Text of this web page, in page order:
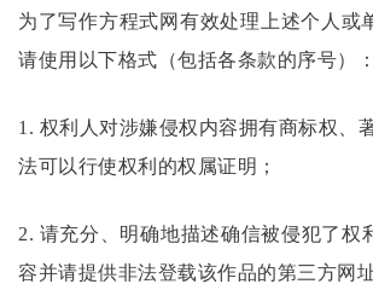
为了写作方程式网有效处理上述个人或
请使用以下格式（包括各条款的序号）：
1. 权利人对涉嫌侵权内容拥有商标权、
法可以行使权利的权属证明；
2. 请充分、明确地描述确信被侵犯了权
容并请提供非法登载该作品的第三方网址